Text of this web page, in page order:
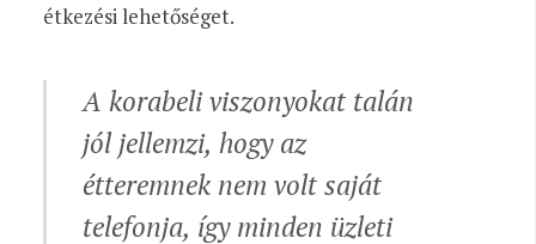
étkezési lehetőséget.
A korabeli viszonyokat talán
jól jellemzi, hogy az
étteremnek nem volt saját
telefonja, így minden üzleti